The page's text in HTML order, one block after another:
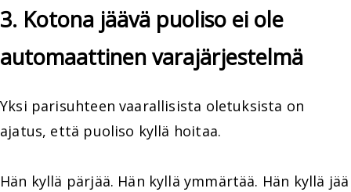
3. Kotona jäävä puoliso ei ole
automaattinen varajärjestelmä
Yksi parisuhteen vaarallisista oletuksista on
ajatus, että puoliso kyllä hoitaa.
Hän kyllä pärjää. Hän kyllä ymmärtää. Hän kyllä jää